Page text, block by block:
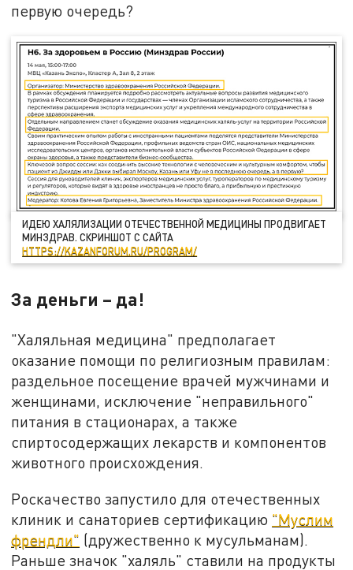
первую очередь?
ИДЕЮ ХАЛЯЛИЗАЦИИ ОТЕЧЕСТВЕННОЙ МЕДИЦИНЫ ПРОДВИГАЕТ
МИНЗДРАВ. СКРИНШОТ С САЙТА
HTTPS://KAZANFORUM.RU/PROGRAM/
За деньги – да!
"Халяльная медицина" предполагает
оказание помощи по религиозным правилам:
раздельное посещение врачей мужчинами и
женщинами, исключение "неправильного"
питания в стационарах, а также
спиртосодержащих лекарств и компонентов
животного происхождения.
Роскачество запустило для отечественных
клиник и санаториев сертификацию "Муслим
френдли" (дружественно к мусульманам).
Раньше значок "халяль" ставили на продукты